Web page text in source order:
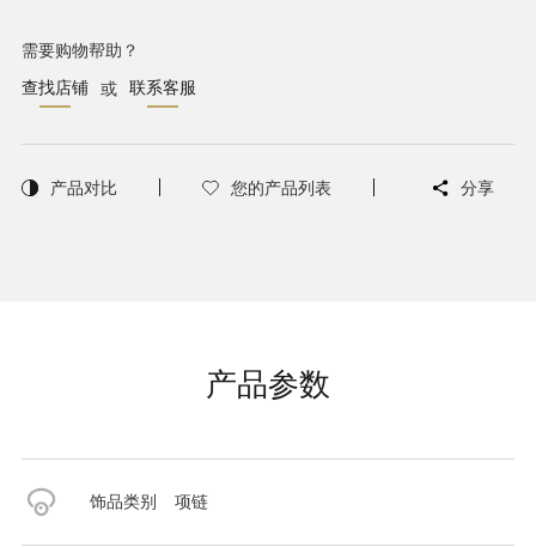
需要购物帮助？
查找店铺
或 联系客服
产品对比 您的产品列表 分享
产品参数
饰品类别 项链